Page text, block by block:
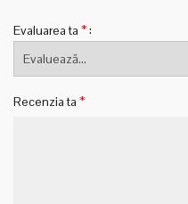
Evaluarea ta *
Recenzia ta *